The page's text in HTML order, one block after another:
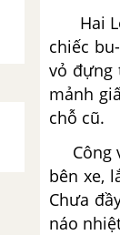
Hai
chiếc
vỏ đựng
mảnh
chỗ cũ.
Công
bên xe,
Chưa
náo